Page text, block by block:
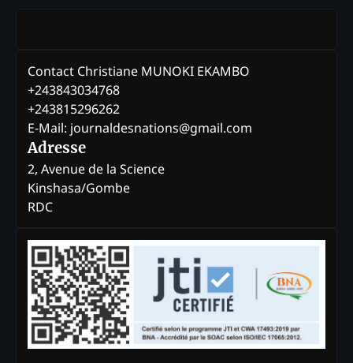
Contact Christiane MUNOKI EKAMBO
+243843034768
+243815296262
E-Mail: journaldesnations@gmail.com
Adresse
2, Avenue de la Science
Kinshasa/Gombe
RDC